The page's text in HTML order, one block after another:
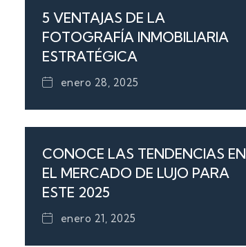
5 VENTAJAS DE LA
FOTOGRAFÍA INMOBILIARIA
ESTRATÉGICA
enero 28, 2025
CONOCE LAS TENDENCIAS EN
EL MERCADO DE LUJO PARA
ESTE 2025
enero 21, 2025